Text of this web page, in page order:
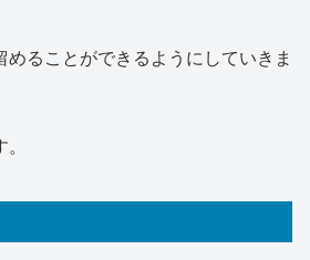
めることができるようにしていきま